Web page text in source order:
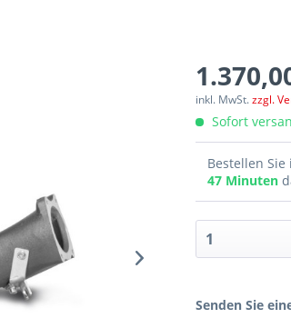
inkl. MwSt.zzgl.
Sofort
Bestellen
47 Minuten
Senden Sie